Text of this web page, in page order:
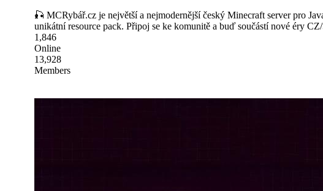
🎣 MCRybář.cz je největší a nejmodernější český Minecraft server pro
unikátní resource pack. Připoj se ke komunitě a buď součástí nové éry
1,846
Online
13,928
Members